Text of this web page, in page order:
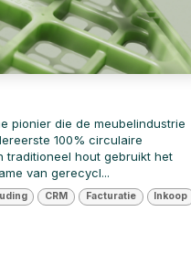
pionier die de meubelindustrie
100% circulaire
traditioneel hout gebruikt het
van gerecycl...
CRM Facturatie Inkoop